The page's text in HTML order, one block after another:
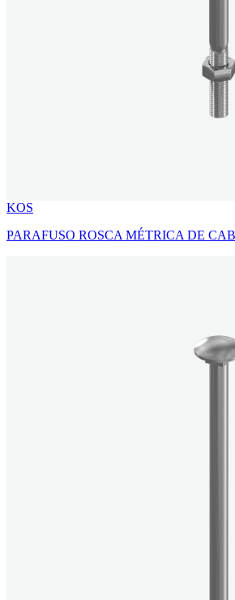
KOS
PARAFUSO ROSCA MÉTRICA DE